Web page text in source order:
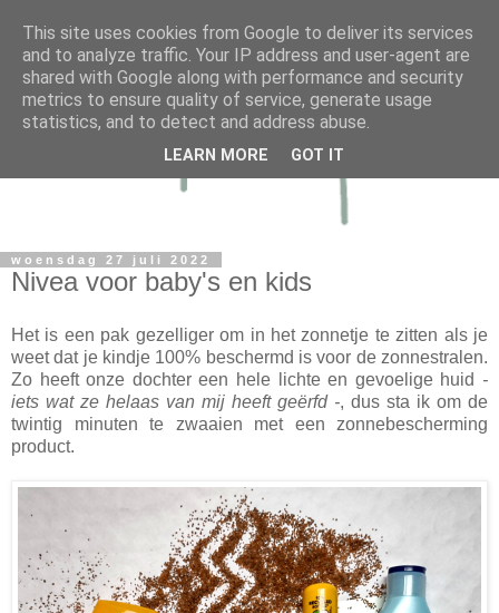
woensdag 27 juli 2022
Nivea voor baby's en kids
Het is een pak gezelliger om in het zonnetje te zitten als je
weet dat je kindje 100% beschermd is voor de zonnestralen.
Zo heeft onze dochter een hele lichte en gevoelige huid -
iets wat ze helaas van mij heeft geërfd -, dus sta ik om de
twintig minuten te zwaaien met een zonnebescherming
product.
This site uses cookies from Google to deliver its services
and to analyze traffic. Your IP address and user-agent are
shared with Google along with performance and security
metrics to ensure quality of service, generate usage
statistics, and to detect and address abuse.
LEARN MORE GOT IT